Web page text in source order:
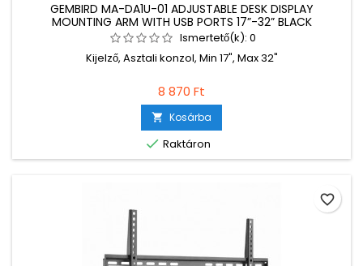
GEMBIRD MA-DA1U-01 ADJUSTABLE DESK DISPLAY
MOUNTING ARM WITH USB PORTS 17”-32” BLACK
Ismertető(k): 0
Kijelző, Asztali konzol, Min 17", Max 32"
8 870 Ft
 Kosárba
 Raktáron
favorite_border